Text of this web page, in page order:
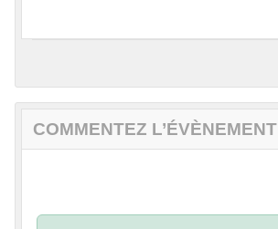
COMMENTEZ L’ÉVÈNEMENT